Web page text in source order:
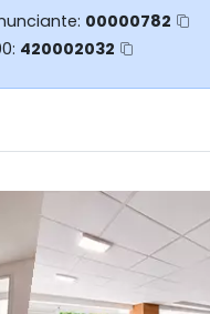
00000782
420002032